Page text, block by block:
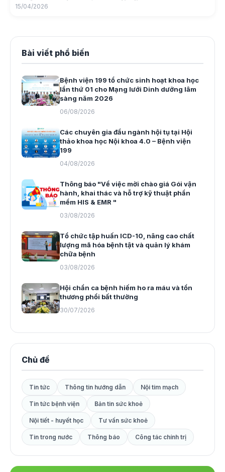
15/04/2026
Bài viết phổ biến
Bệnh viện 199 tổ chức sinh hoạt khoa học
lần thứ 01 cho Mạng lưới Dinh dưỡng lâm
sàng năm 2026
06/08/2026
Các chuyên gia đầu ngành hội tụ tại Hội
thảo khoa học Nội khoa 4.0 – Bệnh viện
199
04/08/2026
Thông báo "Về việc mời chào giá Gói vận
hành, khai thác và hỗ trợ kỹ thuật phần
mềm HIS & EMR "
03/08/2026
Tổ chức tập huấn ICD-10, nâng cao chất
lượng mã hóa bệnh tật và quản lý khám
chữa bệnh
03/08/2026
Hội chẩn ca bệnh hiếm ho ra máu và tổn
thương phổi bất thường
30/07/2026
Chủ đề
Tin tức Thông tin hướng dẫn Nội tim mạch
Tin tức bệnh viện Bản tin sức khoẻ
Nội tiết - huyết học Tư vấn sức khoẻ
Tin trong nước Thông báo Công tác chính trị